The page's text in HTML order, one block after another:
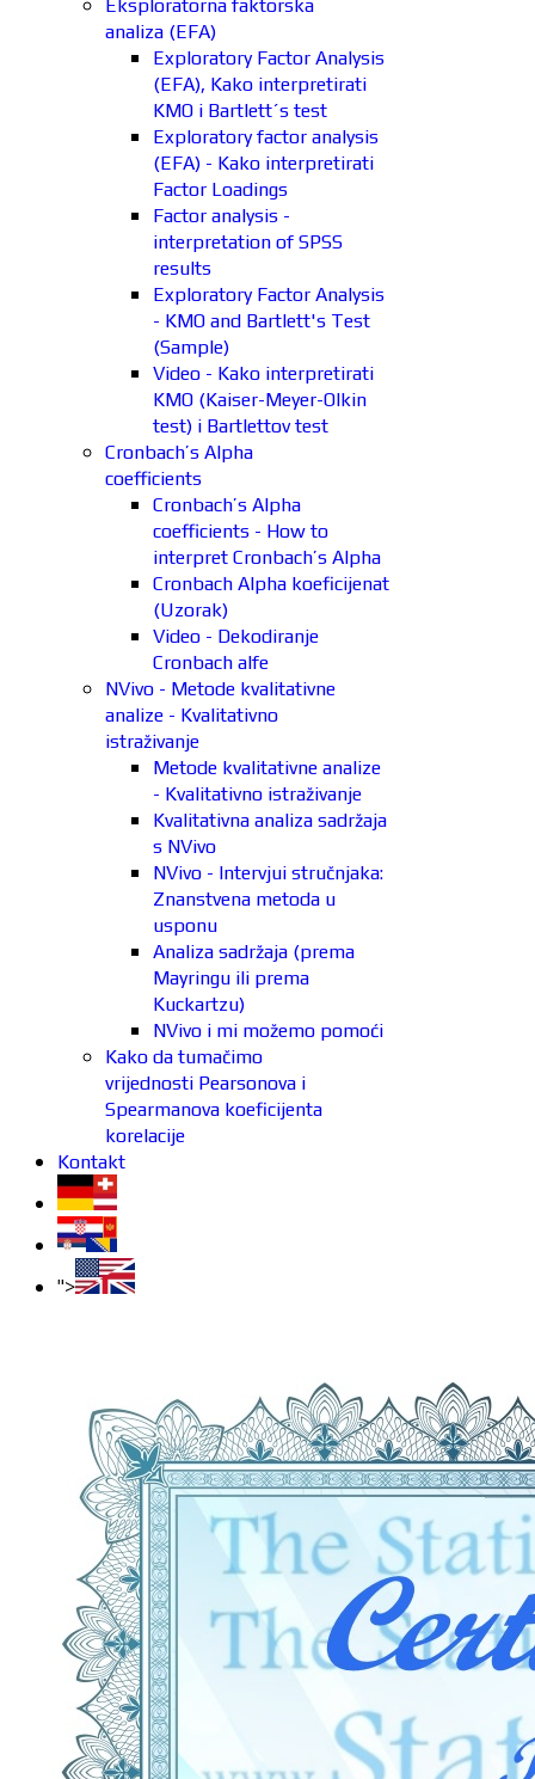
Eksploratorna faktorska
analiza (EFA)
Exploratory Factor Analysis
(EFA), Kako interpretirati
KMO i Bartlett´s test
Exploratory factor analysis
(EFA) - Kako interpretirati
Factor Loadings
Factor analysis -
interpretation of SPSS
results
Exploratory Factor Analysis
- KMO and Bartlett's Test
(Sample)
Video - Kako interpretirati
KMO (Kaiser-Meyer-Olkin
test) i Bartlettov test
Cronbach’s Alpha
coefficients
Cronbach’s Alpha
coefficients - How to
interpret Cronbach’s Alpha
Cronbach Alpha koeficijenat
(Uzorak)
Video - Dekodiranje
Cronbach alfe
NVivo - Metode kvalitativne
analize - Kvalitativno
istraživanje
Metode kvalitativne analize
- Kvalitativno istraživanje
Kvalitativna analiza sadržaja
s NVivo
NVivo - Intervjui stručnjaka:
Znanstvena metoda u
usponu
Analiza sadržaja (prema
Mayringu ili prema
Kuckartzu)
NVivo i mi možemo pomoći
Kako da tumačimo
vrijednosti Pearsonova i
Spearmanova koeficijenta
korelacije
Kontakt
">